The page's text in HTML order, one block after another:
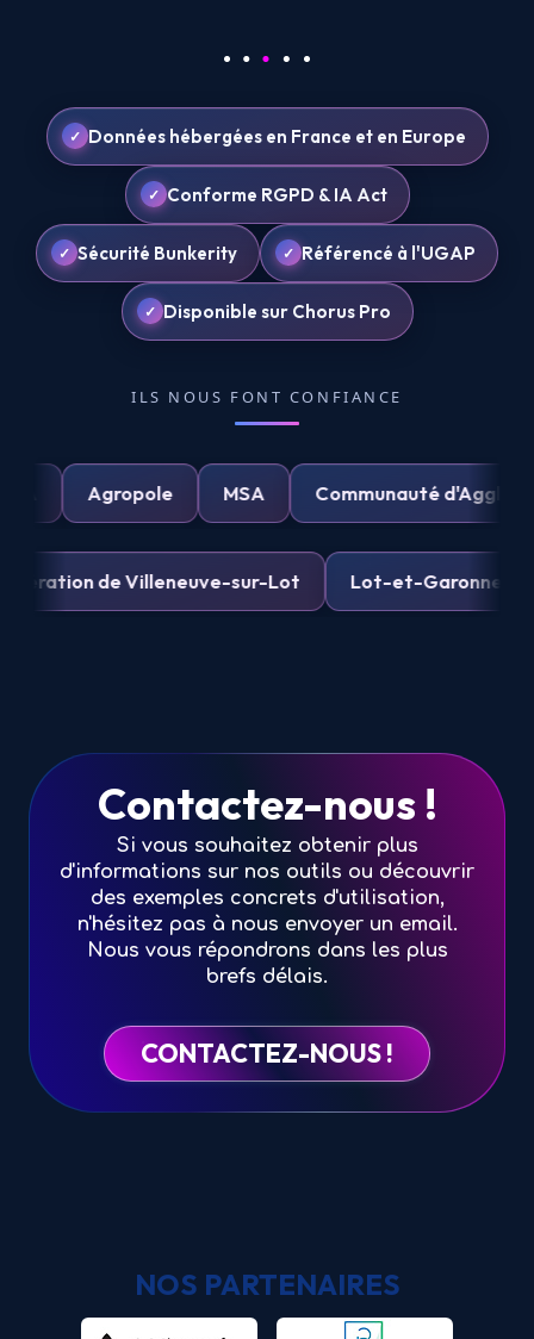
Données hébergées en France et en Europe
Conforme RGPD & IA Act
Sécurité Bunkerity Référencé à l'UGAP
Disponible sur Chorus Pro
ILS NOUS FONT CONFIANCE
UPSA Agropole MSA Communauté
de Villeneuve-sur-Lot Lot-et-Garonne
Contactez-nous !
Si vous souhaitez obtenir plus
d'informations sur nos outils ou découvrir
des exemples concrets d'utilisation,
n'hésitez pas à nous envoyer un email.
Nous vous répondrons dans les plus
brefs délais.
CONTACTEZ-NOUS !
NOS PARTENAIRES